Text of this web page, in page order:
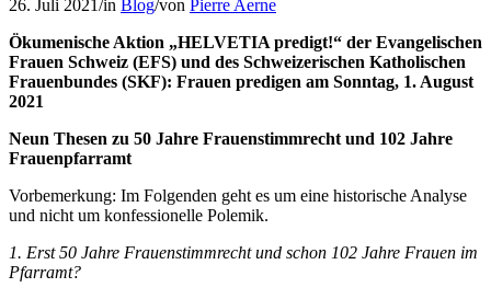
26. Juli 2021/in Blog/von Pierre Aerne
Ökumenische Aktion „HELVETIA predigt!“ der Evangelischen
Frauen Schweiz (EFS) und des Schweizerischen Katholischen
Frauenbundes (SKF): Frauen predigen am Sonntag, 1. August
2021
Neun Thesen zu 50 Jahre Frauenstimmrecht und 102 Jahre
Frauenpfarramt
Vorbemerkung: Im Folgenden geht es um eine historische Analyse
und nicht um konfessionelle Polemik.
1. Erst 50 Jahre Frauenstimmrecht und schon 102 Jahre Frauen im
Pfarramt?